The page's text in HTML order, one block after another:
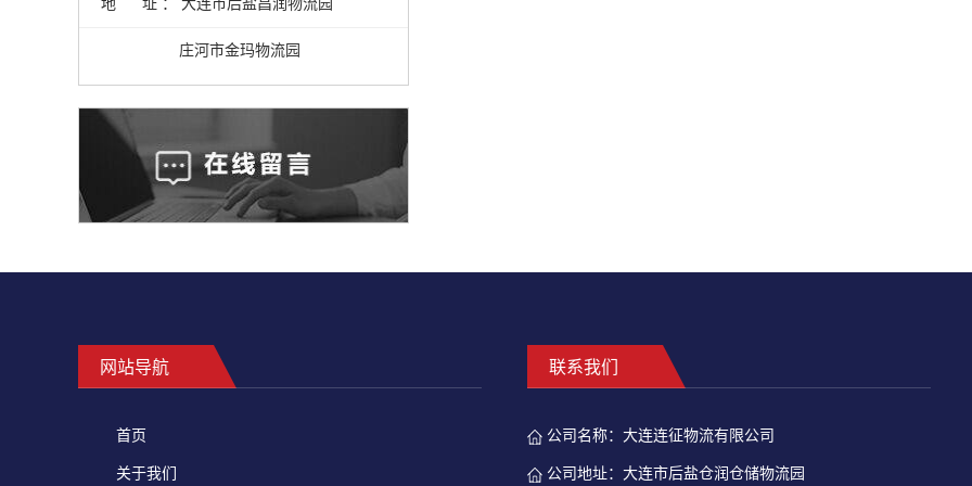
地 址 ： 大连市后盐昌润物流园
庄河市金玛物流园
网站导航
首页
关于我们
联系我们
公司名称： 大连连征物流有限公司
公司地址： 大连市后盐仓润仓储物流园